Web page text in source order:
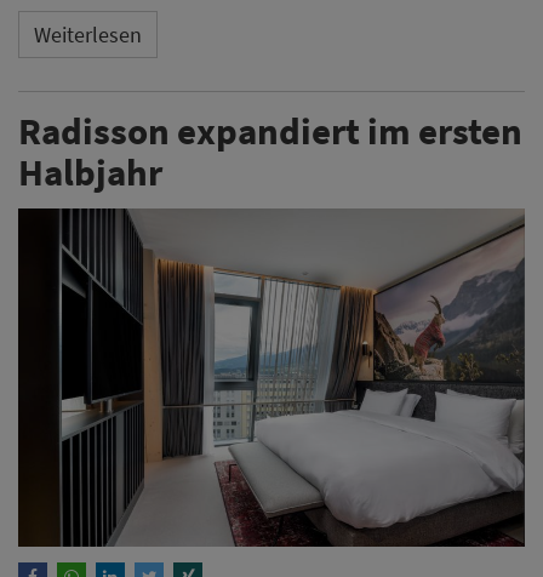
Weiterlesen
Radisson expandiert im ersten
Halbjahr